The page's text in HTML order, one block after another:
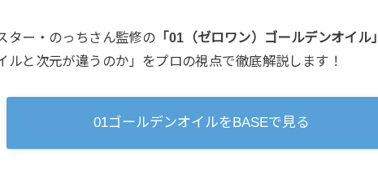
ター・のっちさん監修の 「01（ゼロワン）ゴールデンオイル」
ルと次元が違うのか」をプロの視点で徹底解説します！
01ゴールデンオイルをBASEで見る